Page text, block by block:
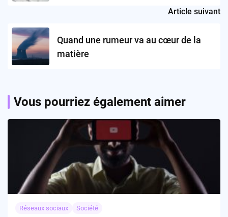
Article suivant
Quand une rumeur va au cœur de la
matière
Vous pourriez également aimer
Réseaux sociaux Société